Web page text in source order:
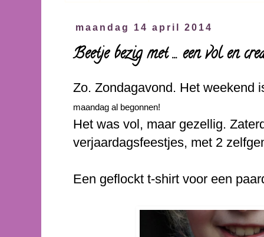
maandag 14 april 2014
Beetje bezig met ... een vol en
Zo. Zondagavond. Het weekend
maandag al begonnen!
Het was vol, maar gezellig.
verjaardagsfeestjes, met 2
Een geflockt t-shirt voor een